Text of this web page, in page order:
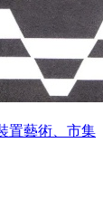
置藝術、市集